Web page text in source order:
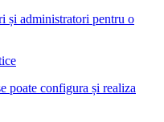
și administratori pentru o
poate configura și realiza